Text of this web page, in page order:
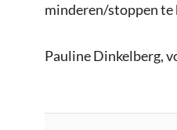
minderen/stoppen te
Pauline Dinkelberg,